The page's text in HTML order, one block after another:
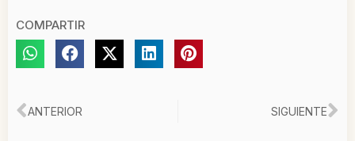
COMPARTIR
Ant
ANTERIOR SIGUIENTE